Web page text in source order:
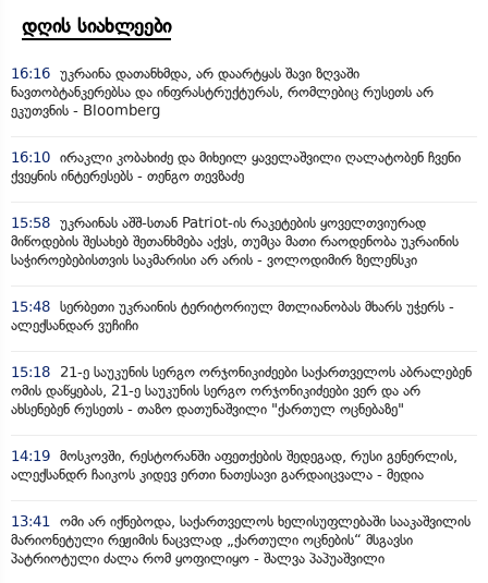
დღის სიახლეები
16:16 უკრაინა დათანხმდა, არ დაარტყას შავი ზღვაში
ნავთობტანკერებსა და ინფრასტრუქტურას, რომლებიც რუსეთს არ
ეკუთვნის - Bloomberg
16:10 ირაკლი კობახიძე და მიხეილ ყაველაშვილი ღალატობენ ჩვენი
ქვეყნის ინტერესებს - თენგო თევზაძე
15:58 უკრაინას აშშ-სთან Patriot-ის რაკეტების ყოველთვიურად
მიწოდების შესახებ შეთანხმება აქვს, თუმცა მათი რაოდენობა უკრაინის
საჭიროებებისთვის საკმარისი არ არის - ვოლოდიმირ ზელენსკი
15:48 სერბეთი უკრაინის ტერიტორიულ მთლიანობას მხარს უჭერს -
ალექსანდარ ვუჩიჩი
15:18
21-ე საუკუნის სერგო ორჯონიკიძეები საქართველოს აბრალებენ
ომის დაწყებას, 21-ე საუკუნის სერგო ორჯონიკიძეები ვერ და არ
ახსენებენ რუსეთს - თაზო დათუნაშვილი "ქართულ ოცნებაზე"
14:19 მოსკოვში, რესტორანში აფეთქების შედეგად, რუსი გენერლის,
ალექსანდრ ჩაიკოს კიდევ ერთი ნათესავი გარდაიცვალა - მედია
13:41
ომი არ იქნებოდა, საქართველოს ხელისუფლებაში სააკაშვილის
მარიონეტული რეჟიმის ნაცვლად „ქართული ოცნების“ მსგავსი
პატრიოტული ძალა რომ ყოფილიყო - შალვა პაპუაშვილი